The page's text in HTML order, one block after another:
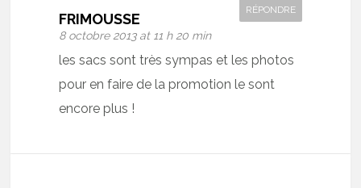
FRIMOUSSE
8 octobre 2013 at 11 h 20 min
RÉPONDRE
les sacs sont très sympas et les photos
pour en faire de la promotion le sont
encore plus !